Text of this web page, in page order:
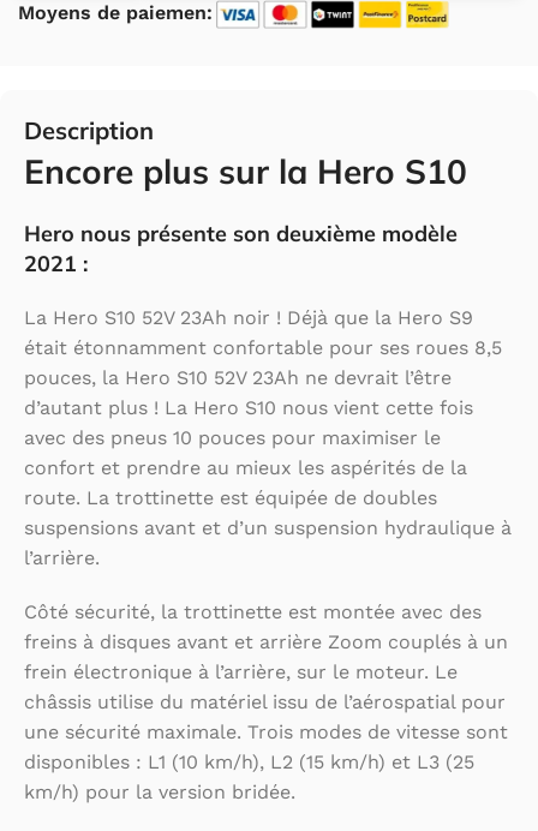
Moyens de paiemen:
Description
Encore plus sur la Hero S10
Hero nous présente son deuxième modèle
2021 :
La Hero S10 52V 23Ah noir ! Déjà que la Hero S9
était étonnamment confortable pour ses roues 8,5
pouces, la Hero S10 52V 23Ah ne devrait l’être
d’autant plus ! La Hero S10 nous vient cette fois
avec des pneus 10 pouces pour maximiser le
confort et prendre au mieux les aspérités de la
route. La trottinette est équipée de doubles
suspensions avant et d’un suspension hydraulique à
l’arrière.
Côté sécurité, la trottinette est montée avec des
freins à disques avant et arrière Zoom couplés à un
frein électronique à l’arrière, sur le moteur. Le
châssis utilise du matériel issu de l’aérospatial pour
une sécurité maximale. Trois modes de vitesse sont
disponibles : L1 (10 km/h), L2 (15 km/h) et L3 (25
km/h) pour la version bridée.